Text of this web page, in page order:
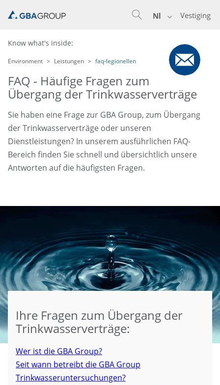
Vestiging
Nl
Know what's inside:
Environment Leistungen faq-legionellen
FAQ - Häufige Fragen zum
Übergang der Trinkwasserverträge
Sie haben eine Frage zur GBA Group, zum Übergang
der Trinkwasserverträge oder unseren
Dienstleistungen? In unserem ausführlichen FAQ-
Bereich finden Sie schnell und übersichtlich unsere
Antworten auf die häufigsten Fragen.
Ihre Fragen zum Übergang der
Trinkwasserverträge:
Wer ist die GBA Group?
Seit wann betreibt die GBA Group
Trinkwasseruntersuchungen?